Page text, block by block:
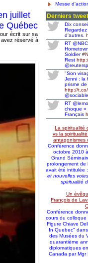
juillet
Québec
écrit sur sa
avez réservé à
pape François
saint François de
de l'Incarnation
Remise des
Faculté de
religieuses de
Un
saint François
télévision Sel et
Nomination
Rodrigue,
communauté des
de Québec
Toujours en
d'information
sepembre 2014
Décès de
communauté
de Québec
Derniers
Dix
d'autres.
RT
Soldier
Rest
"Son
Jenni : la
prisme
http://
RT
choque »
Français
La spiritualité
vs la
antagonismes
Conférence
octobre 2010
Grand
prolongement de
avait été intitulée :
et nouvelles
spiritualité
Un
François de
Conférence
cours du colloque
Figure Chiave
In Quebec"
des Musées du
quarantième
diplomatiques
Canada par Mgr